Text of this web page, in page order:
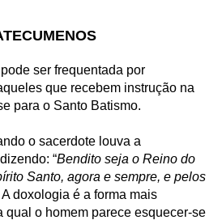
ser frequentada por
que recebem instrução na
para o Santo Batismo.
o sacerdote louva a
“Bendito seja o Reino do
Santo, agora e sempre, e pelos
A doxologia é a forma mais
qual o homem parece esquecer-se